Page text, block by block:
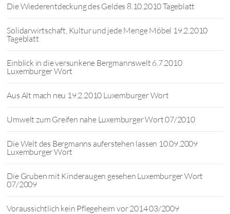
Die Wiederentdeckung des Geldes 8.10.2010 Tageblatt
Solidarwirtschaft, Kultur und jede Menge Möbel 19.2.2010
Tageblatt
Einblick in die versunkene Bergmannswelt 6.7.2010
Luxemburger Wort
Aus Alt mach neu 19.2.2010 Luxemburger Wort
Umwelt zum Greifen nahe Luxemburger Wort 07/2010
Die Welt des Bergmanns auferstehen lassen 10.09.2009
Luxemburger Wort
Die Gruben mit Kinderaugen gesehen Luxemburger Wort
07/2009
Voraussichtlich kein Pflegeheim vor 2014 03/2009